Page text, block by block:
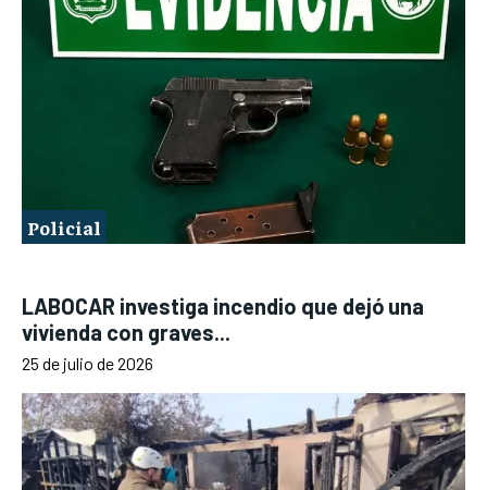
Policial
LABOCAR investiga incendio que dejó una
vivienda con graves...
25 de julio de 2026